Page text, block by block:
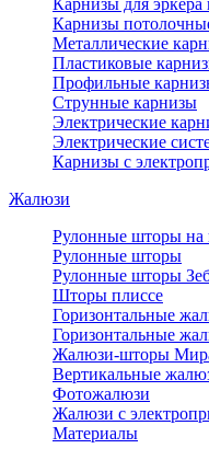
Карнизы для эркера
Карнизы
Металлические
Пластиковые
Профильные
Струнные карнизы
Электрические
Электрические
Карнизы с
Жалюзи
Рулонные шторы на
Рулонные шторы
Рулонные шторы
Шторы плиссе
Горизонтальные
Горизонтальные
Жалюзи-шторы
Вертикальные
Фотожалюзи
Жалюзи с
Материалы